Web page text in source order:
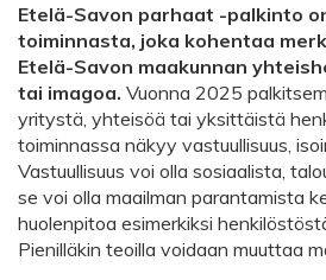
Etelä-Savon parhaat -palkinto
toiminnasta, joka kohentaa
Etelä-Savon maakunnan
tai imagoa. Vuonna 2025
yritystä, yhteisöä tai yksittäistä
toiminnassa näkyy vastuullisuus,
Vastuullisuus voi olla sosiaalista,
se voi olla maailman parantamista
huolenpitoa esimerkiksi
Pienilläkin teoilla voidaan muuttaa